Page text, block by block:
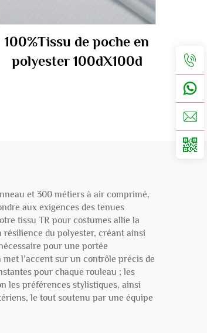
100%Tissu de poche en
polyester 100dX100d
et 300 métiers à air comprimé,
aux exigences des tenues
tissu TR pour costumes allie la
du polyester, créant ainsi
pour une portée
l’accent sur un contrôle précis de
pour chaque rouleau ; les
les préférences stylistiques, ainsi
le tout soutenu par une équipe